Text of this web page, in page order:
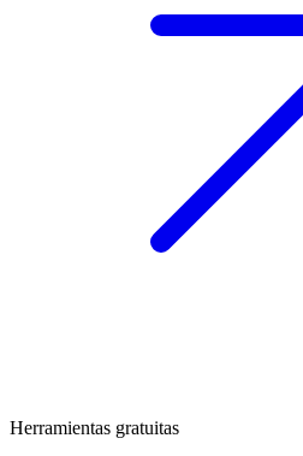
Herramientas gratuitas